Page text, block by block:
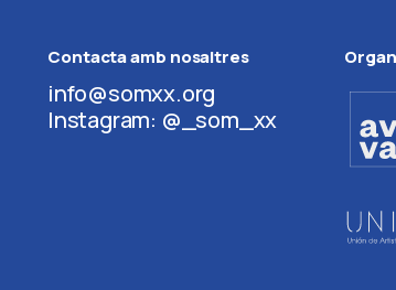
Contacta amb nosaltres
info@somxx.org
Instagram: @_som_xx